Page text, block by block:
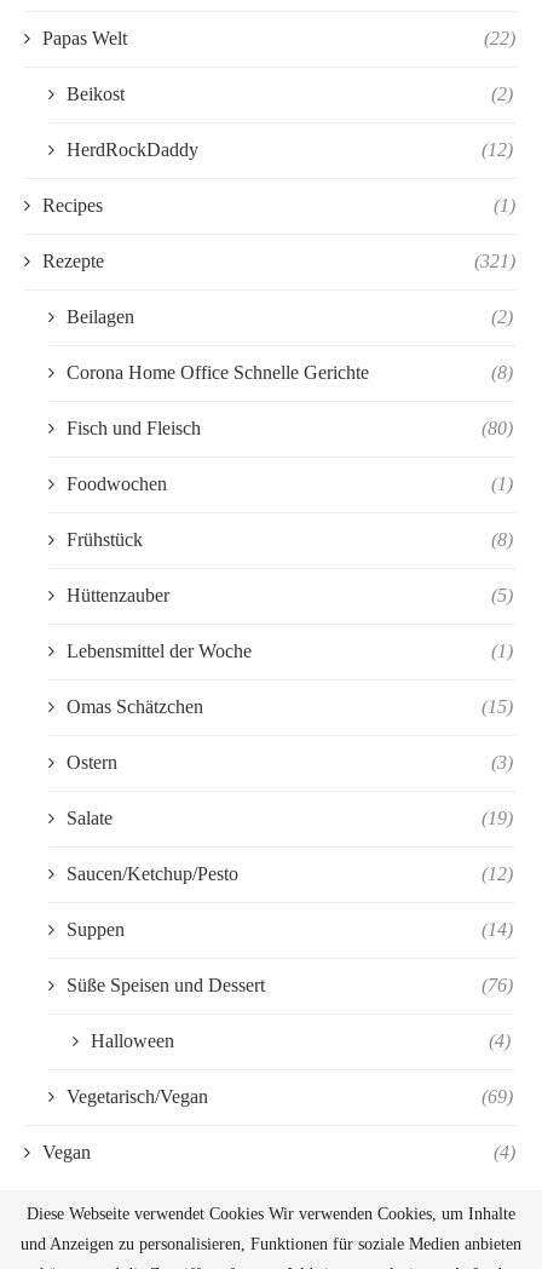
Papas Welt (22)
Beikost (2)
HerdRockDaddy (12)
Recipes (1)
Rezepte (321)
Beilagen (2)
Corona Home Office Schnelle Gerichte (8)
Fisch und Fleisch (80)
Foodwochen (1)
Frühstück (8)
Hüttenzauber (5)
Lebensmittel der Woche (1)
Omas Schätzchen (15)
Ostern (3)
Salate (19)
Saucen/Ketchup/Pesto (12)
Suppen (14)
Süße Speisen und Dessert (76)
Halloween (4)
Vegetarisch/Vegan (69)
Vegan (4)
Diese Webseite verwendet Cookies Wir verwenden Cookies, um Inhalte
und Anzeigen zu personalisieren, Funktionen für soziale Medien anbieten